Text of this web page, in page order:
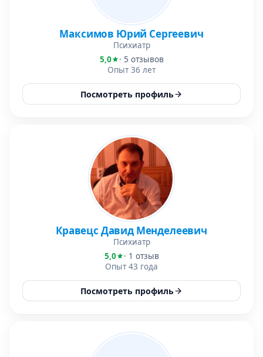
Максимов Юрий Сергеевич
Психиатр
5,0
· 5 отзывов
Опыт 36 лет
Посмотреть профиль
Кравецс Давид Менделеевич
Психиатр
5,0
· 1 отзыв
Опыт 43 года
Посмотреть профиль